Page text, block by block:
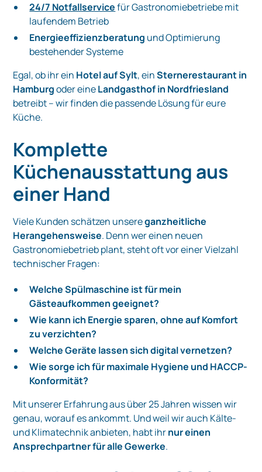
24/7 Notfallservicefür Gastronomiebetriebe mit
laufendem Betrieb
Energieeffizienzberatung und Optimierung
bestehender Systeme
Egal, ob ihr ein Hotel auf Sylt, einSternerestaurant in
Hamburgoder eineLandgasthof in Nordfriesland
betreibt – wir finden die passende Lösung für eure
Küche.
Komplette
Küchenausstattung aus
einer Hand
Viele Kunden schätzen unsereganzheitliche
Herangehensweise. Denn wer einen neuen
Gastronomiebetrieb plant, steht oft vor einer Vielzahl
technischer Fragen:
Welche Spülmaschine ist für mein
Gästeaufkommen geeignet?
Wie kann ich Energie sparen, ohne auf Komfort
zu verzichten?
Welche Geräte lassen sich digital vernetzen?
Wie sorge ich für maximale Hygiene und HACCP-
Konformität?
Mit unserer Erfahrung aus über 25 Jahren wissen wir
genau, worauf es ankommt. Und weil wir auch Kälte-
und Klimatechnik anbieten, habt ihrnur einen
Ansprechpartner für alle Gewerke.